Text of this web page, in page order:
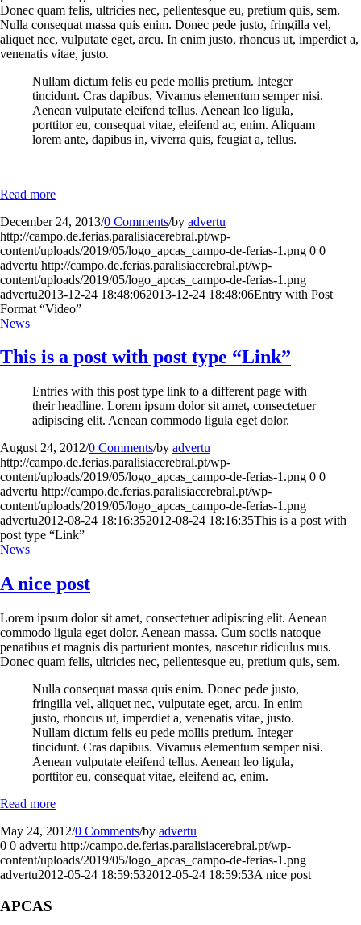
Donec quam felis, ultricies nec, pellentesque eu, pretium quis, sem.
Nulla consequat massa quis enim. Donec pede justo, fringilla vel,
aliquet nec, vulputate eget, arcu. In enim justo, rhoncus ut, imperdiet a,
venenatis vitae, justo.
Nullam dictum felis eu pede mollis pretium. Integer
tincidunt. Cras dapibus. Vivamus elementum semper nisi.
Aenean vulputate eleifend tellus. Aenean leo ligula,
porttitor eu, consequat vitae, eleifend ac, enim. Aliquam
lorem ante, dapibus in, viverra quis, feugiat a, tellus.
Read more
December 24, 2013/0 Comments/by advertu
http://campo.de.ferias.paralisiacerebral.pt/wp-
content/uploads/2019/05/logo_apcas_campo-de-ferias-1.png 0 0
advertu http://campo.de.ferias.paralisiacerebral.pt/wp-
content/uploads/2019/05/logo_apcas_campo-de-ferias-1.png
advertu2013-12-24 18:48:062013-12-24 18:48:06Entry with Post
Format “Video”
News
This is a post with post type “Link”
Entries with this post type link to a different page with
their headline. Lorem ipsum dolor sit amet, consectetuer
adipiscing elit. Aenean commodo ligula eget dolor.
August 24, 2012/0 Comments/by advertu
http://campo.de.ferias.paralisiacerebral.pt/wp-
content/uploads/2019/05/logo_apcas_campo-de-ferias-1.png 0 0
advertu http://campo.de.ferias.paralisiacerebral.pt/wp-
content/uploads/2019/05/logo_apcas_campo-de-ferias-1.png
advertu2012-08-24 18:16:352012-08-24 18:16:35This is a post with
post type “Link”
News
A nice post
Lorem ipsum dolor sit amet, consectetuer adipiscing elit. Aenean
commodo ligula eget dolor. Aenean massa. Cum sociis natoque
penatibus et magnis dis parturient montes, nascetur ridiculus mus.
Donec quam felis, ultricies nec, pellentesque eu, pretium quis, sem.
Nulla consequat massa quis enim. Donec pede justo,
fringilla vel, aliquet nec, vulputate eget, arcu. In enim
justo, rhoncus ut, imperdiet a, venenatis vitae, justo.
Nullam dictum felis eu pede mollis pretium. Integer
tincidunt. Cras dapibus. Vivamus elementum semper nisi.
Aenean vulputate eleifend tellus. Aenean leo ligula,
porttitor eu, consequat vitae, eleifend ac, enim.
Read more
May 24, 2012/0 Comments/by advertu
0 0 advertu http://campo.de.ferias.paralisiacerebral.pt/wp-
content/uploads/2019/05/logo_apcas_campo-de-ferias-1.png
advertu2012-05-24 18:59:532012-05-24 18:59:53A nice post
APCAS